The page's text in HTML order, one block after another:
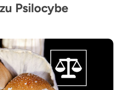
Psilocybe